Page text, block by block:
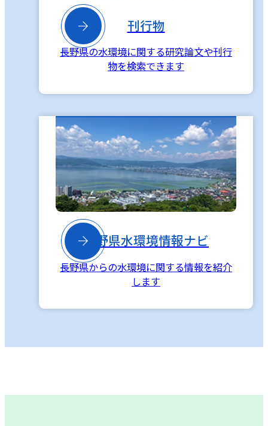
 刊行物
長野県の水環境に関する研究論文や刊行
物を検索できます
長野県水環境情報ナビ
長野県からの水環境に関する情報を紹介
します